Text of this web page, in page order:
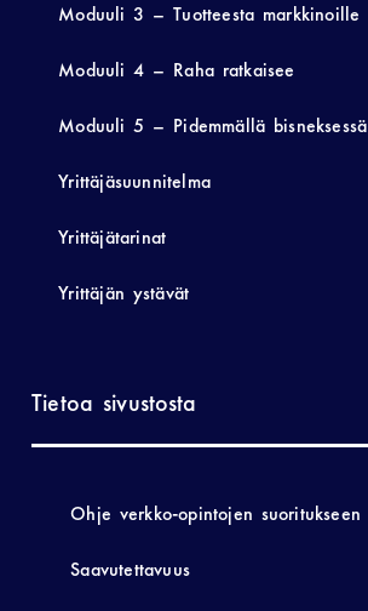
Moduuli 3 – Tuotteesta markkinoille
Moduuli 4 – Raha ratkaisee
Moduuli 5 – Pidemmällä bisneksessä
Yrittäjäsuunnitelma
Yrittäjätarinat
Yrittäjän ystävät
Tietoa sivustosta
Ohje verkko-opintojen suoritukseen
Saavutettavuus